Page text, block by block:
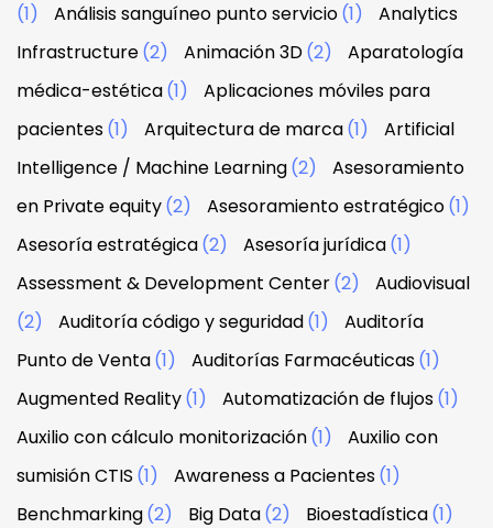
(1)
Análisis sanguíneo punto servicio(1)
Analytics
Infrastructure(2) Animación 3D(2)
Aparatología
médica-estética(1)
Aplicaciones móviles para
pacientes(1) Arquitectura de marca(1)
Artificial
Intelligence / Machine Learning(2)
Asesoramiento
en Private equity(2) Asesoramiento estratégico(1)
Asesoría estratégica(2) Asesoría jurídica(1)
Assessment & Development Center(2)
Audiovisual
(2)
Auditoría código y seguridad(1)
Auditoría
Punto de Venta(1) Auditorías Farmacéuticas(1)
Augmented Reality(1) Automatización de flujos(1)
Auxilio con cálculo monitorización(1)
Auxilio con
sumisión CTIS (1) Awareness a Pacientes(1)
Benchmarking(2) Big Data(2) Bioestadística(1)